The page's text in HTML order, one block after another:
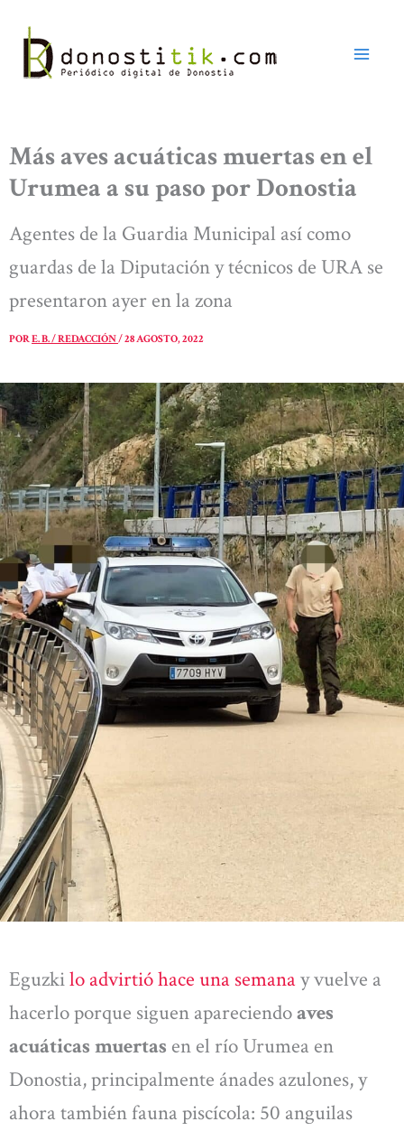
contenido
Más aves acuáticas muertas en el
Urumea a su paso por Donostia
Agentes de la Guardia Municipal así como
guardas de la Diputación y técnicos de URA se
presentaron ayer en la zona
PORE. B. / REDACCIÓN/28 AGOSTO, 2022
Eguzkilo advirtió hace una semanay vuelve a
hacerlo porque siguen apareciendoaves
acuáticas muertas en el río Urumea en
Donostia, principalmente ánades azulones, y
ahora también fauna piscícola: 50 anguilas